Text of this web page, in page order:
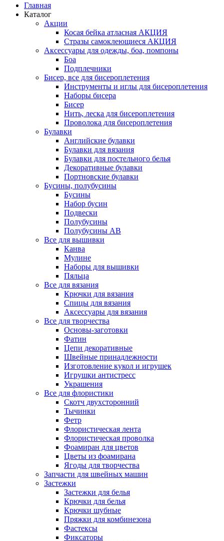
Главная
Каталог
Акции
Косая бейка атласная АКЦИЯ
Стразы самоклеющиеся АКЦИЯ
Аксессуары для одежды, боа, помпоны
Боа
Подплечники
Бисер, все для бисероплетения
Инструменты и иглы для бисероплетения
Наборы бисера
Бисер
Нить, леска для бисероплетения
Проволока для бисероплетения
Булавки
Английские булавки
Булавки для вязания
Булавки для постельного белья
Декоративные булавки
Портновские булавки
Бусины, полубусины
Бусины
Набор бусин
Подвески
Полубусины
Полубусины AB
Все для вышивки
Канва
Мулине
Наборы для вышивки
Пяльца
Все для вязания
Крючки для вязания
Спицы для вязания
Аксессуары для вязания
Все для творчества
Основы-заготовки
Фатин
Цепи декоративные
Швейные принадлежности
Изготовление кукол и игрушек
Игрушки антистресс
Украшения
Все для флористики
Скотч двухсторонний
Тычинки
Фетр
Флористическая лента
Флористическая проволка
Фоамиран для цветов
Цветы из фоамирана
Ягоды для творчества
Запчасти для швейных машин
Застежки
Застежки для белья
Крючки для белья
Крючки шубные
Пряжки для комбинезона
Фастексы
Фиксаторы